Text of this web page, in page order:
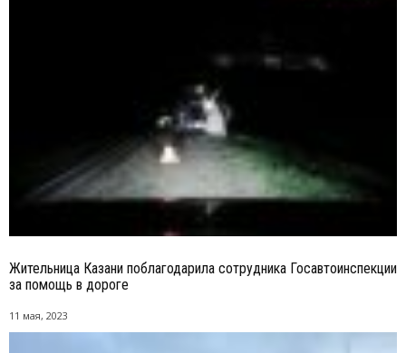
Жительница Казани поблагодарила сотрудника Госавтоинспекции
за помощь в дороге
11 мая, 2023